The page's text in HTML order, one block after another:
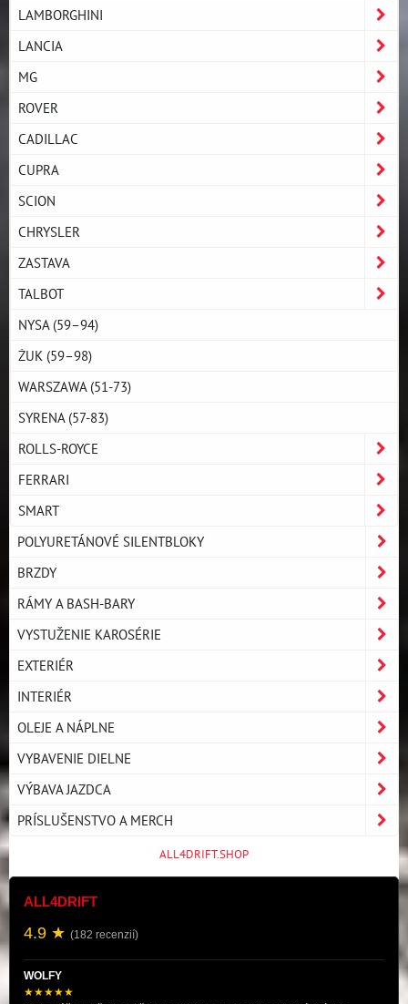
LAMBORGHINI
LANCIA
MG
ROVER
CADILLAC
CUPRA
SCION
CHRYSLER
ZASTAVA
TALBOT
NYSA (59–94)
ŻUK (59–98)
WARSZAWA (51-73)
SYRENA (57-83)
ROLLS-ROYCE
FERRARI
SMART
POLYURETÁNOVÉ SILENTBLOKY
BRZDY
RÁMY A BASH-BARY
VYSTUŽENIE KAROSÉRIE
EXTERIÉR
INTERIÉR
OLEJE A NÁPLNE
VYBAVENIE DIELNE
VÝBAVA JAZDCA
PRÍSLUŠENSTVO A MERCH
ALL4DRIFT.SHOP
ALL4DRIFT
4.9 ★ (182 recenzií)
WOLFY
★★★★★